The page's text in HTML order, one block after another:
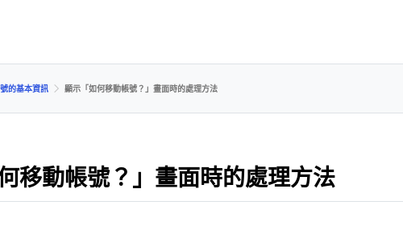
的基本資訊 顯示「如何移動帳號？」畫面時的處理方法
移動帳號？」畫面時的處理方法